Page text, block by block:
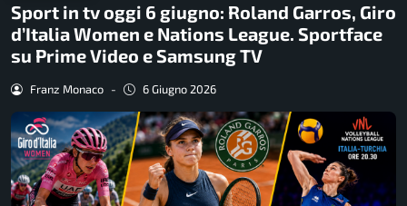
Sport in tv oggi 6 giugno: Roland Garros, Giro
d’Italia Women e Nations League. Sportface
su Prime Video e Samsung TV
Franz Monaco - 6 Giugno 2026